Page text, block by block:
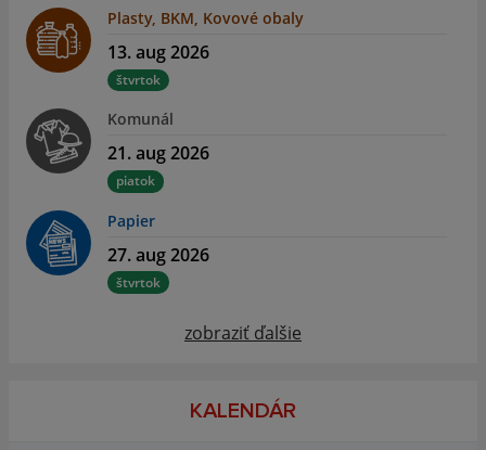
Plasty, BKM, Kovové obaly
13. aug 2026
štvrtok
Komunál
21. aug 2026
piatok
Papier
27. aug 2026
štvrtok
zobraziť ďalšie
KALENDÁR